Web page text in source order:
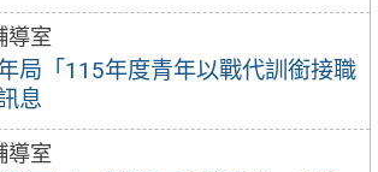
導室
局「115年度青年以戰代訓銜接職
息
導室